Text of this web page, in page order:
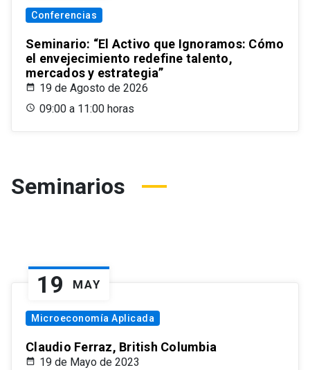
Conferencias
Seminario: “El Activo que Ignoramos: Cómo
el envejecimiento redefine talento,
mercados y estrategia”
19 de Agosto de 2026
09:00 a 11:00 horas
Seminarios
19 MAY
Microeconomía Aplicada
Claudio Ferraz, British Columbia
19 de Mayo de 2023